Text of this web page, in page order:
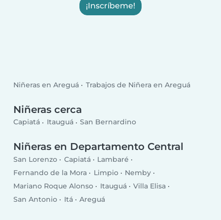
¡Inscríbeme!
Niñeras en Areguá Trabajos de Niñera en Areguá
Niñeras cerca
Capiatá Itauguá San Bernardino
Niñeras en Departamento Central
San Lorenzo Capiatá
Lambaré
Fernando de la Mora
Limpio
Nemby
Mariano Roque Alonso
Itauguá
Villa Elisa
San Antonio
Itá Areguá